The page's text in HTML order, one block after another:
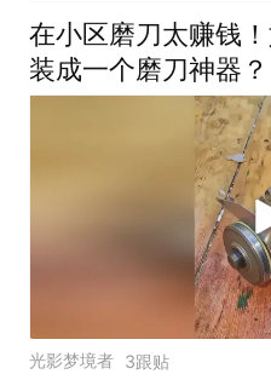
在小区磨刀太赚钱
装成一个磨刀神器？
光影梦境者 3跟贴